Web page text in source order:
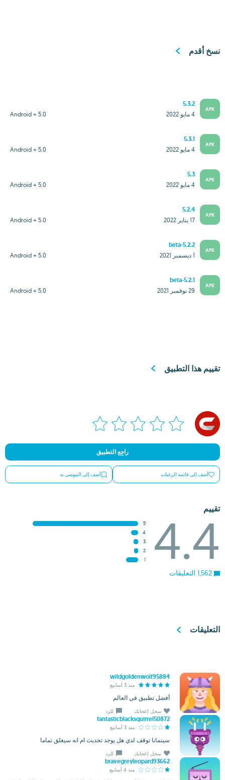
نسخ أقدم
APK
5.3.2
Android + 5.0 4 مايو 2022
APK
5.3.1
Android + 5.0 4 مايو 2022
APK
5.3
Android + 5.0 4 مايو 2022
APK
5.2.4
Android + 5.0 17 يناير 2022
APK
5.2.2-beta
Android + 5.0 1 ديسمبر 2021
APK
5.2.1-beta
Android + 5.0 29 نوفمبر 2021
تقييم هذا التطبيق
راجِع التطبيق
أضف إلى قائمة الرغبات أضف إلى الموصى به
تقييم
4.4
5
4
3
2
1
التعليقات
wildgoldenwolf95884
منذ 3 أسابيع
أفضل تطبيق في العالم
سجل إعجابك للرد
fantasticblacksquirrel50872
منذ 3 أسابيع
سينمانا توقف لدي هل يوجد تحديث ام انه سيغلق تماما
سجل إعجابك للرد
bravegreyleopard93662
منذ 4 أسابيع